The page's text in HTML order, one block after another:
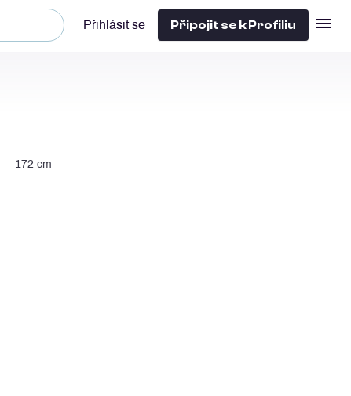
Přihlásit se Připojit se k Profiliu
172 cm